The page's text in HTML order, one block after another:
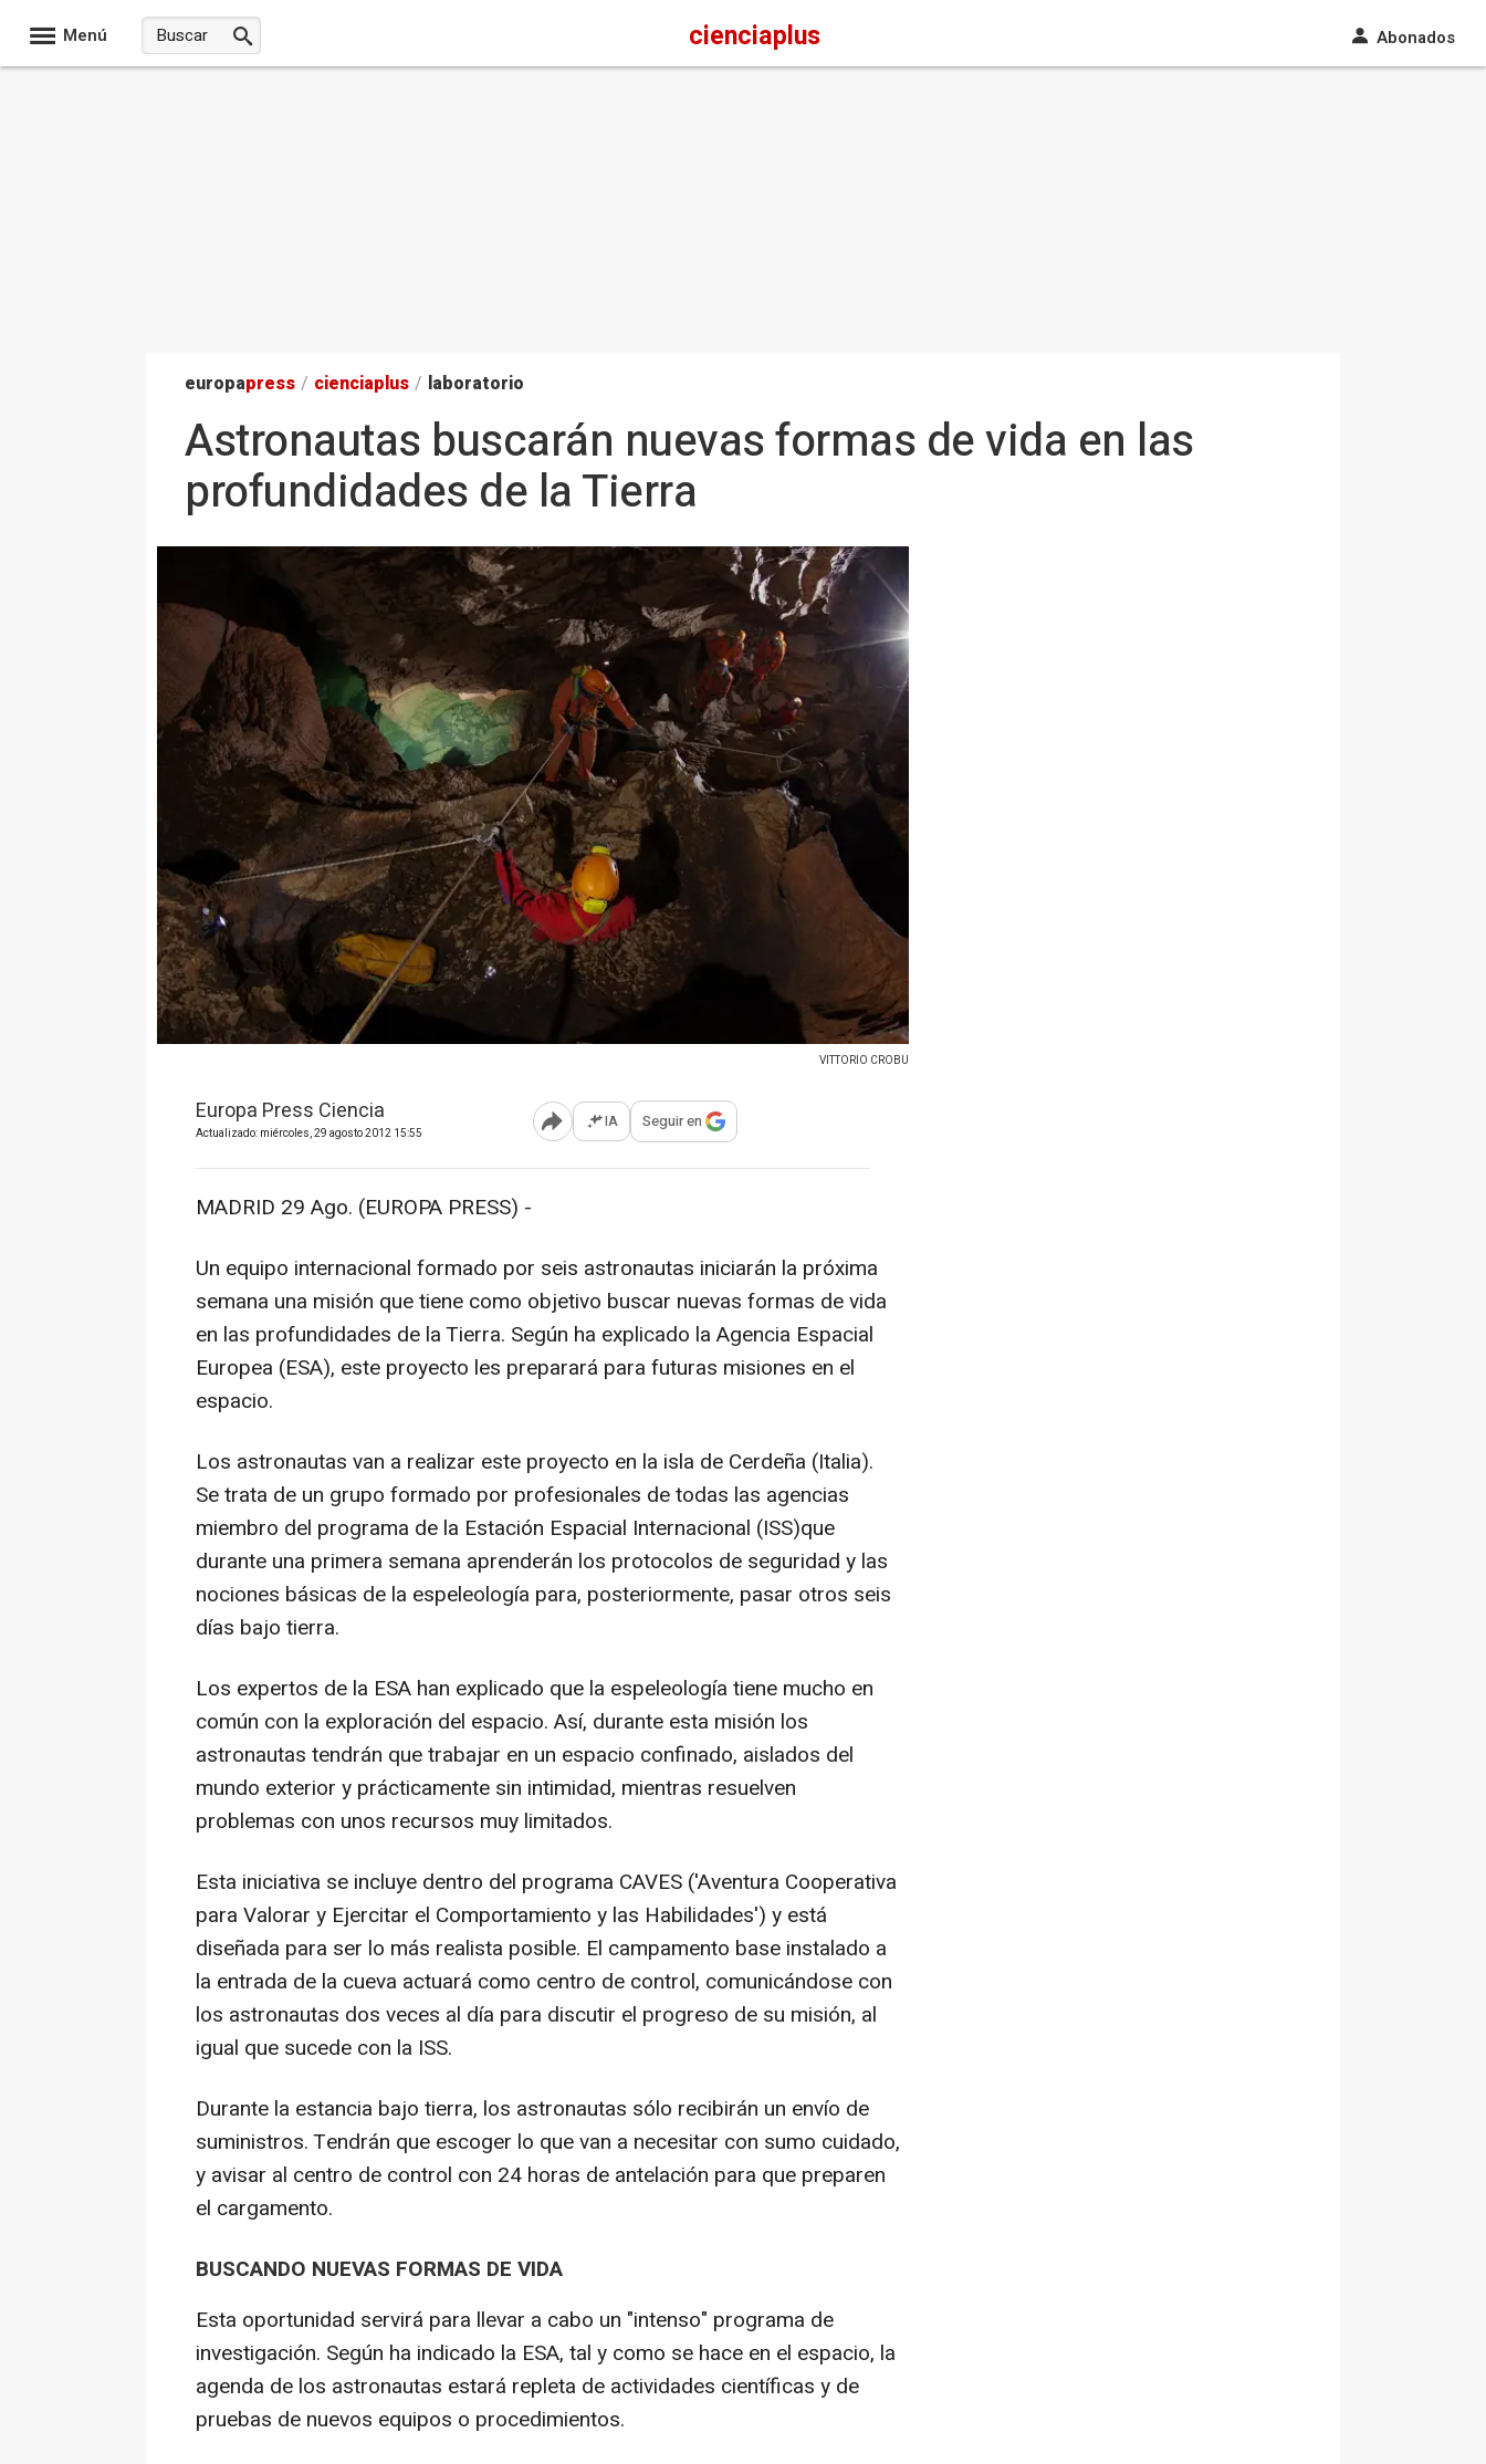
Menú cienciaplus Abonados
europapress / cienciaplus / laboratorio
Astronautas buscarán nuevas formas de vida en las
profundidades de la Tierra
VITTORIO CROBU
Europa Press Ciencia
Actualizado: miércoles, 29 agosto 2012 15:55 Abrir opciones para compartir
IA Seguir en
MADRID 29 Ago. (EUROPA PRESS) -
Un equipo internacional formado por seis astronautas iniciarán la próxima
semana una misión que tiene como objetivo buscar nuevas formas de vida
en las profundidades de la Tierra. Según ha explicado la Agencia Espacial
Europea (ESA), este proyecto les preparará para futuras misiones en el
espacio.
Los astronautas van a realizar este proyecto en la isla de Cerdeña (Italia).
Se trata de un grupo formado por profesionales de todas las agencias
miembro del programa de la Estación Espacial Internacional (ISS)que
durante una primera semana aprenderán los protocolos de seguridad y las
nociones básicas de la espeleología para, posteriormente, pasar otros seis
días bajo tierra.
Los expertos de la ESA han explicado que la espeleología tiene mucho en
común con la exploración del espacio. Así, durante esta misión los
astronautas tendrán que trabajar en un espacio confinado, aislados del
mundo exterior y prácticamente sin intimidad, mientras resuelven
problemas con unos recursos muy limitados.
Esta iniciativa se incluye dentro del programa CAVES ('Aventura Cooperativa
para Valorar y Ejercitar el Comportamiento y las Habilidades') y está
diseñada para ser lo más realista posible. El campamento base instalado a
la entrada de la cueva actuará como centro de control, comunicándose con
los astronautas dos veces al día para discutir el progreso de su misión, al
igual que sucede con la ISS.
Durante la estancia bajo tierra, los astronautas sólo recibirán un envío de
suministros. Tendrán que escoger lo que van a necesitar con sumo cuidado,
y avisar al centro de control con 24 horas de antelación para que preparen
el cargamento.
BUSCANDO NUEVAS FORMAS DE VIDA
Esta oportunidad servirá para llevar a cabo un "intenso" programa de
investigación. Según ha indicado la ESA, tal y como se hace en el espacio, la
agenda de los astronautas estará repleta de actividades científicas y de
pruebas de nuevos equipos o procedimientos.